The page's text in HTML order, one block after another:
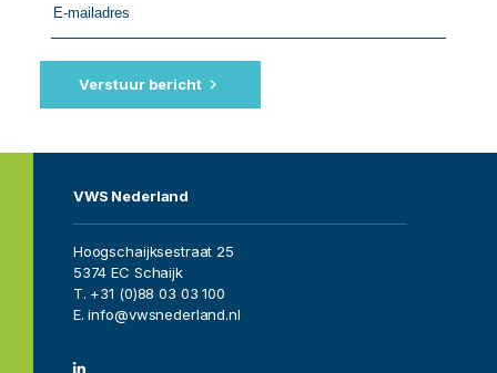
Verstuur bericht
VWS Nederland
Hoogschaijksestraat 25
5374 EC Schaijk
T. +31 (0)88 03 03 100
E. info@vwsnederland.nl